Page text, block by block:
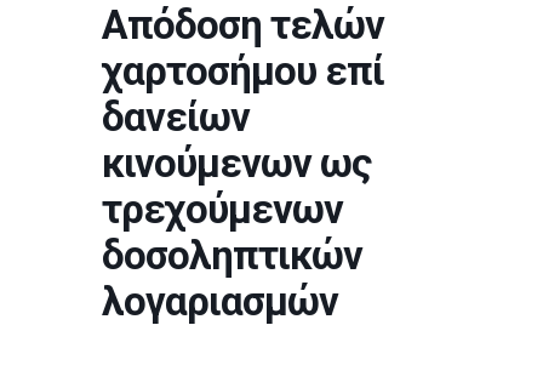
Απόδοση τελών
χαρτοσήμου επί
δανείων
κινούμενων ως
τρεχούμενων
δοσοληπτικών
λογαριασμών